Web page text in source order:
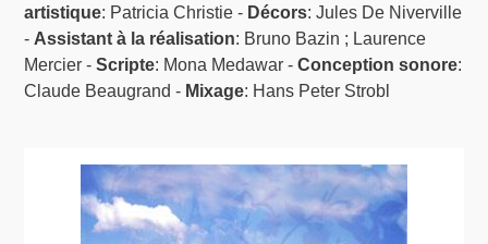
artistique: Patricia Christie - Décors: Jules De Niverville
- Assistant à la réalisation: Bruno Bazin ; Laurence
Mercier -Scripte: Mona Medawar -Conception sonore:
Claude Beaugrand - Mixage: Hans Peter Strobl